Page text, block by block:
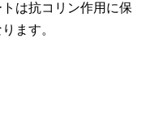
は抗コリン作用に保
ます。